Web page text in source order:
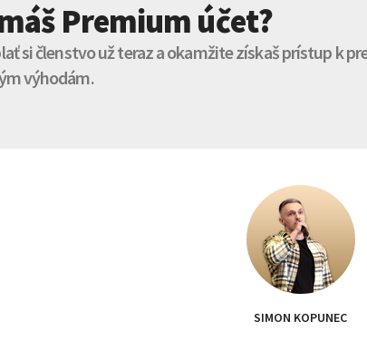
Premium účet?
si členstvo už teraz a okamžite získaš prístup k
výhodám.
SIMON KOPUNEC